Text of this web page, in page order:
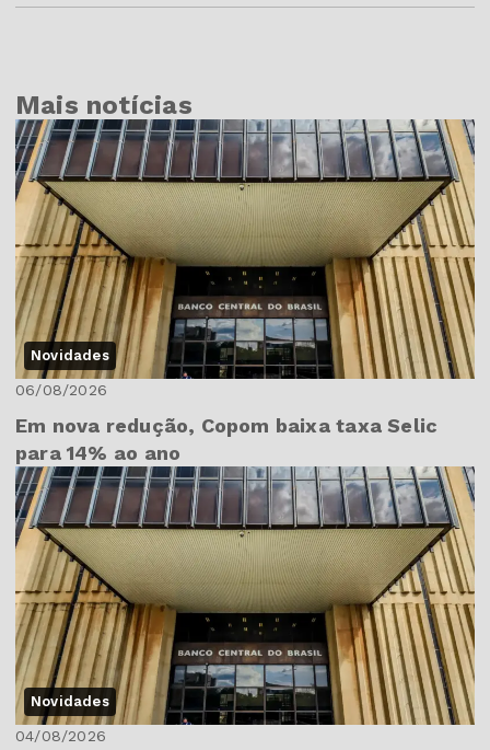
Mais notícias
Novidades
06/08/2026
Em nova redução, Copom baixa taxa Selic
para 14% ao ano
Novidades
04/08/2026